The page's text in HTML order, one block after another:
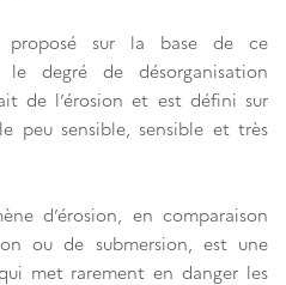
proposé sur la base de ce
le degré de désorganisation
de l’érosion et est défini sur
peu sensible, sensible et très
d’érosion, en comparaison
ou de submersion, est une
met rarement en danger les